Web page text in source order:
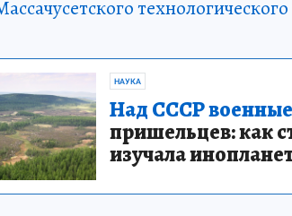
НАУКА
Над СССР военные
пришельцев: как
изучала